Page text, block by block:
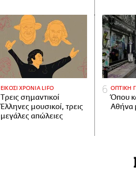
ΕΙΚΟΣΙ ΧΡΟΝΙΑ LIFO
Tρεις σημαντικοί
Έλληνες μουσικοί, τρεις
μεγάλες απώλειες
ΟΠΤΙΚΗ
Όπου
Αθήνα